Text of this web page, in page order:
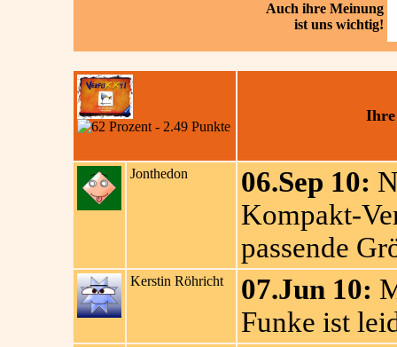
Auch ihre Meinung
ist uns wichtig!
Ihre
Jonthedon 06.Sep 10:
Kompakt-
passende
Kerstin Röhricht 07.Jun 10:
Funke ist